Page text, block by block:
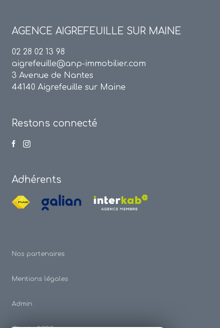
AGENCE AIGREFEUILLE SUR MAINE
02 28 02 13 98
aigrefeuille@anp-immobilier.com
3 Avenue de Nantes
44140 Aigrefeuille sur Maine
Restons connecté
Adhérents
Nos partenaires
Mentions légales
Admin